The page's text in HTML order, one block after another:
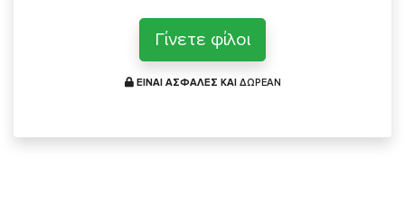
Γίνετε φίλοι
ΕΙΝΑΙ ΑΣΦΑΛΕΣ ΚΑΙ ΔΩΡΕΑΝ